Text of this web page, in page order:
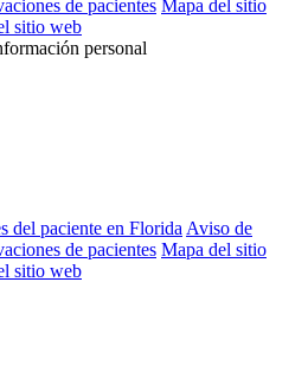
de pacientes Mapa del sitio
sitio web
personal
del paciente en Florida Aviso de
de pacientes Mapa del sitio
sitio web